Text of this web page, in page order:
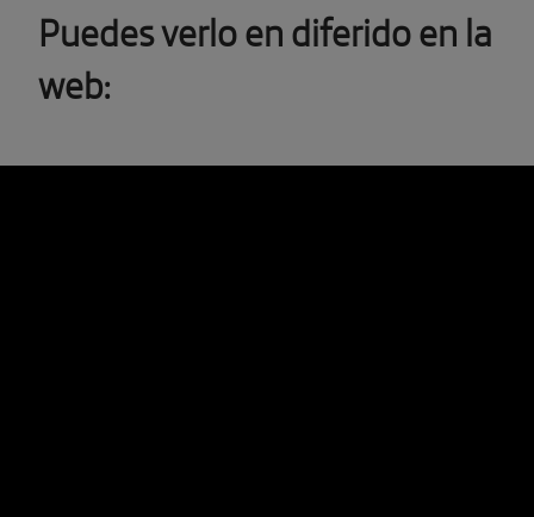
Puedes verlo en diferido en la
web: